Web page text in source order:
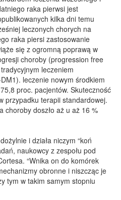
raka pierwsi jest
kilka dni temu
leczonych chorych na
raka piersi zastosowanie
się z ogromną poprawą w
choroby (progression free
leczeniem
leczenie nowym środkiem
proc. pacjentów. Skuteczność
przypadku terapii standardowej.
choroby doszło aż u aż 16 %
i działa niczym “koń
naukowcy z zespołu pod
“Wnika on do komórek
obronne i niszcząc je
tym w takim samym stopniu